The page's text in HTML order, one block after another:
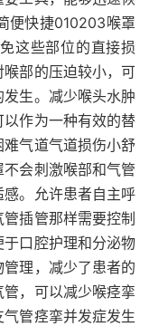
便快捷010203喉罩
这些部位的直接损
部的压迫较小，可
生。减少喉头水肿
作为一种有效的替
气道气道损伤小舒
会刺激喉部和气管
。允许患者自主呼
插管那样需要控制
口腔护理和分泌物
理，减少了患者的
，可以减少喉痉挛
管痉挛并发症发生